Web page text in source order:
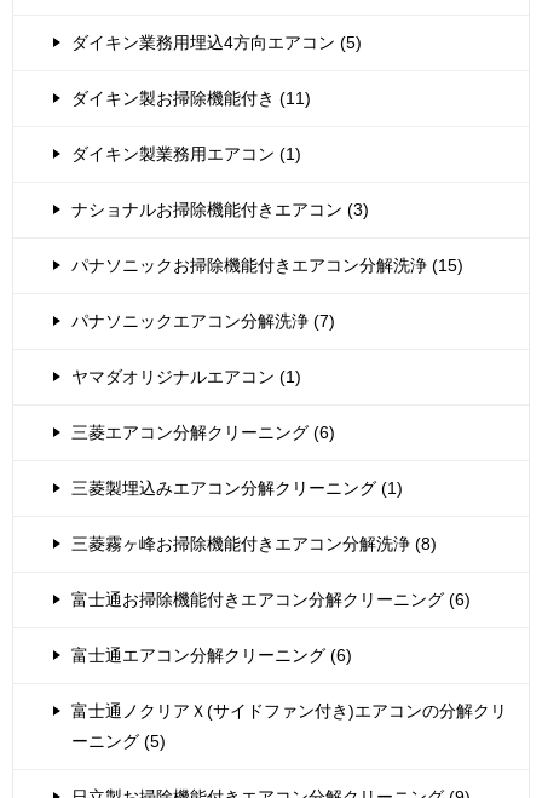
ダイキン業務用埋込4方向エアコン (5)
ダイキン製お掃除機能付き (11)
ダイキン製業務用エアコン (1)
ナショナルお掃除機能付きエアコン (3)
パナソニックお掃除機能付きエアコン分解洗浄 (15)
パナソニックエアコン分解洗浄 (7)
ヤマダオリジナルエアコン (1)
三菱エアコン分解クリーニング (6)
三菱製埋込みエアコン分解クリーニング (1)
三菱霧ヶ峰お掃除機能付きエアコン分解洗浄 (8)
富士通お掃除機能付きエアコン分解クリーニング (6)
富士通エアコン分解クリーニング (6)
富士通ノクリアＸ(サイドファン付き)エアコンの分解クリ
ーニング (5)